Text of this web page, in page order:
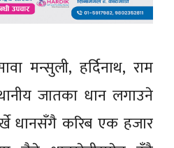
मन्सुली, हर्दिनाथ, राम
जातका धान लगाउने
धानसँगै करिब एक हजार